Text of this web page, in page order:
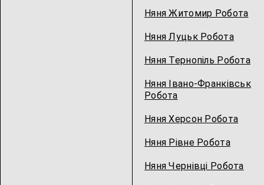
Няня Житомир Робота
Няня Луцьк Робота
Няня Тернопіль Робота
Няня Івано-Франківськ
Робота
Няня Херсон Робота
Няня Рівне Робота
Няня Чернівці Робота